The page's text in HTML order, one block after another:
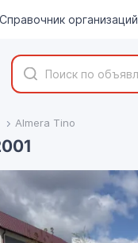
Справочник организаций
Almera Tino